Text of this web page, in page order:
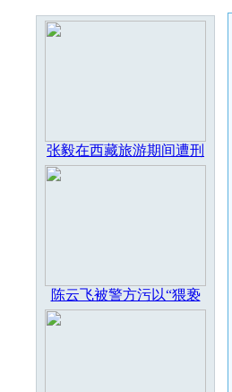
张毅在西藏旅游期间遭刑
陈云飞被警方污以“猥亵